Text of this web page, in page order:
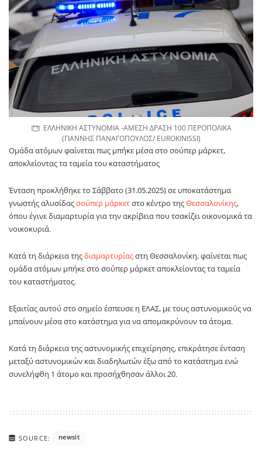
ΕΛΛΗΝΙΚΗ ΑΣΤΥΝΟΜΙΑ -ΑΜΕΣΗ ΔΡΑΣΗ 100 ΠΕΡΟΠΟΛΙΚΑ
(ΓΙΑΝΝΗΣ ΠΑΝΑΓΟΠΟΥΛΟΣ/ EUROKINISSI)
Ομάδα ατόμων φαίνεται πως μπήκε μέσα στο σούπερ μάρκετ,
αποκλείοντας τα ταμεία του καταστήματος
Ένταση προκλήθηκε το Σάββατο (31.05.2025) σε υποκατάστημα
γνωστής αλυσίδαςσούπερ μάρκετστο κέντρο τηςΘεσσαλονίκης,
όπου έγινε διαμαρτυρία για την ακρίβεια που τσακίζει οικονομικά τα
νοικοκυριά.
Κατά τη διάρκεια τηςδιαμαρτυρίαςστη Θεσσαλονίκη, φαίνεται πως
ομάδα ατόμων μπήκε στο σούπερ μάρκετ αποκλείοντας τα ταμεία
του καταστήματος.
Εξαιτίας αυτού στο σημείο έσπευσε η ΕΛΑΣ, με τους αστυνομικούς να
μπαίνουν μέσα στο κατάστημα για να απομακρύνουν τα άτομα.
Κατά τη διάρκεια της αστυνομικής επιχείρησης, επικράτησε ένταση
μεταξύ αστυνομικών και διαδηλωτών έξω από το κατάστημα ενώ
συνελήφθη 1 άτομο και προσήχθησαν άλλοι 20.
SOURCE: newsit